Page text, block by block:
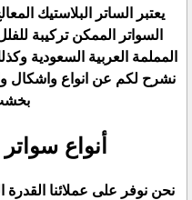
يعتبر الساتر البلاستيك
السواتر الممكن تركيبة
المملمة العربية السعودية
نشرح لكم عن انواع واشكال
أنواع
نحن نوفر على عملائنا